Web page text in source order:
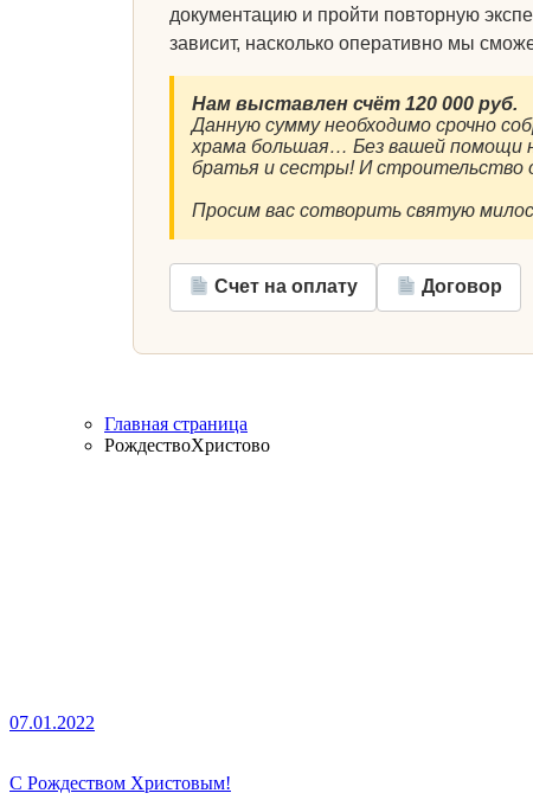
документацию и пройти повторную
зависит, насколько оперативно мы
Нам выставлен счёт 120 000 руб.
Данную сумму необходимо срочно
храма большая… Без вашей помощи
братья и сестры! И строительство
Просим вас сотворить святую
Счет на оплату Договор
Главная страница
РождествоХристово
С Рождеством Христовым!
07.01.2022